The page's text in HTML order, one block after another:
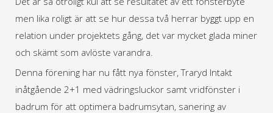
men lika roligt är att se hur dessa två herrar byggt upp en
relation under projektets gång, det var mycket glada miner
och skämt som avlöste varandra.
Denna förening har nu fått nya fönster, Traryd Intakt
inåtgående 2+1 med vädringsluckor samt vridfönster i
badrum för att optimera badrumsytan, sanering av